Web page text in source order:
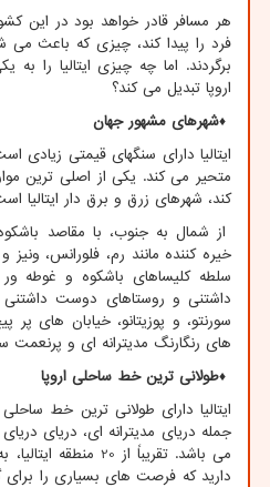
هر مسافر قادر خواهد بود در این
فرد را پیدا کند، چیزی که باعث می
برگردند. اما چه چیزی ایتالیا را به
اروپا تبدیل می کند؟
♦شهرهای مشهور جهان
ایتالیا دارای سنگهای قیمتی زیادی
متحیر می کند. یکی از اصلی ترین
کند، شهرهای زرق و برق دار ایتالیا
از شمال به جنوب، با مقاصد
خیره کننده مانند رم، فلورانس،
سلطه کلیساهای باشکوه و غوطه
داشتنی و روستاهای دوست داشتنی
سورنتو، و پوزیتانو، خیابان های
های رنگارنگ مدیترانه ای و پرنعمت
♦طولانی ترین خط ساحلی اروپا
ایتالیا دارای طولانی ترین خط
جمله دریای مدیترانه ای، دریای دریای
می باشد. تقریباً از 20 منطقه ایتالیا، به جز
دارید که فرصت های بسیاری را برای